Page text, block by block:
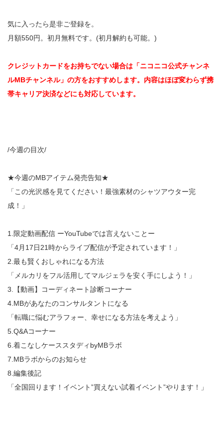
気に入ったら是非ご登録を。
月額550円。初月無料です。(初月解約も可能。)
クレジットカードをお持ちでない場合は「ニコニコ公式チャンネ
ルMBチャンネル」の方をおすすめします。内容はほぼ変わらず携
帯キャリア決済などにも対応しています。
/今週の目次/
★今週のMBアイテム発売告知★
「この光沢感を見てください！最強素材のシャツアウター完
成！」
1.限定動画配信 ーYouTubeでは言えないことー
「4月17日21時からライブ配信が予定されています！」
2.最も賢くおしゃれになる方法
「メルカリをフル活用してマルジェラを安く手にしよう！」
3.【動画】コーディネート診断コーナー
4.MBがあなたのコンサルタントになる
「転職に悩むアラフォー、幸せになる方法を考えよう」
5.Q&Aコーナー
6.着こなしケーススタディbyMBラボ
7.MBラボからのお知らせ
8.編集後記
「全国回ります！イベント”買えない試着イベント”やります！」